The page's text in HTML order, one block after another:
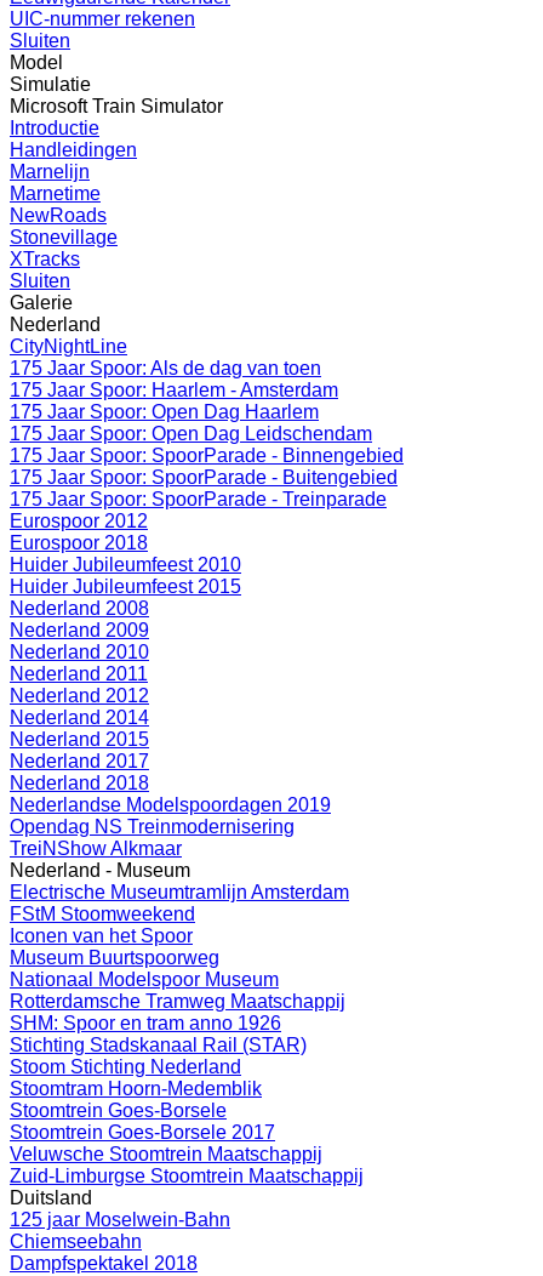
UIC-nummer rekenen
Sluiten
Model
Simulatie
Microsoft Train Simulator
Introductie
Handleidingen
Marnelijn
Marnetime
NewRoads
Stonevillage
XTracks
Sluiten
Galerie
Nederland
CityNightLine
175 Jaar Spoor: Als de dag van toen
175 Jaar Spoor: Haarlem - Amsterdam
175 Jaar Spoor: Open Dag Haarlem
175 Jaar Spoor: Open Dag Leidschendam
175 Jaar Spoor: SpoorParade - Binnengebied
175 Jaar Spoor: SpoorParade - Buitengebied
175 Jaar Spoor: SpoorParade - Treinparade
Eurospoor 2012
Eurospoor 2018
Huider Jubileumfeest 2010
Huider Jubileumfeest 2015
Nederland 2008
Nederland 2009
Nederland 2010
Nederland 2011
Nederland 2012
Nederland 2014
Nederland 2015
Nederland 2017
Nederland 2018
Nederlandse Modelspoordagen 2019
Opendag NS Treinmodernisering
TreiNShow Alkmaar
Nederland - Museum
Electrische Museumtramlijn Amsterdam
FStM Stoomweekend
Iconen van het Spoor
Museum Buurtspoorweg
Nationaal Modelspoor Museum
Rotterdamsche Tramweg Maatschappij
SHM: Spoor en tram anno 1926
Stichting Stadskanaal Rail (STAR)
Stoom Stichting Nederland
Stoomtram Hoorn-Medemblik
Stoomtrein Goes-Borsele
Stoomtrein Goes-Borsele 2017
Veluwsche Stoomtrein Maatschappij
Zuid-Limburgse Stoomtrein Maatschappij
Duitsland
125 jaar Moselwein-Bahn
Chiemseebahn
Dampfspektakel 2018